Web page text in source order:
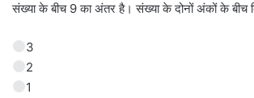
संख्या के बीच 9 का अंतर है। संख्या के दोनों अंकों के बीच
3
2
1